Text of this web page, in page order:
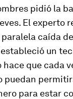
pidió la
El experto
caída
un
hace que cada
puedan
para estar